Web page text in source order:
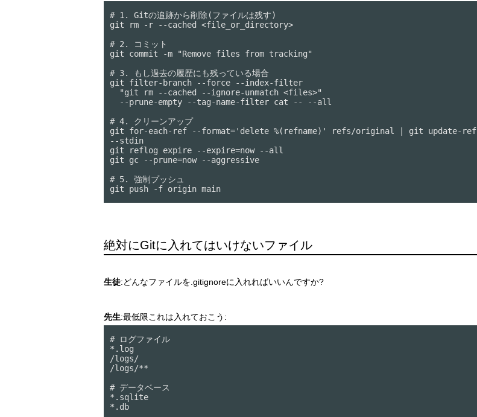
# 1. Gitの追跡から削除(ファイルは残す)
git rm -r --cached <file_or_directory>
# 2. コミット
git commit -m "Remove files from tracking"
# 3. もし過去の履歴にも残っている場合
git filter-branch --force --index-filter
# 4. クリーンアップ
git for-each-ref --format='delete %(refname)' refs/original | git update-ref
--stdin
git reflog expire --expire=now --all
git gc --prune=now --aggressive
# 5. 強制プッシュ
git push -f origin main
絶対にGitに入れてはいけないファイル
生徒:どんなファイルを.gitignoreに入れればいいんですか?
先生:最低限これは入れておこう:
# ログファイル
*.log
/logs/
/logs/**
# データベース
*.sqlite
*.db